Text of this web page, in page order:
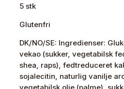
antall
5 stk
Glutenfri
DK/NO/SE: Ingredienser:
vekao (sukker, vegetabilsk
shea, raps), fedtreduceret
sojalecitin, naturlig vanilje
vegetabilsk olie (palme),